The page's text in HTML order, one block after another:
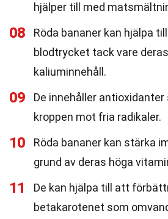
hjälper till med
08
Röda bananer kan hjälpa
blodtrycket tack vare
kaliuminnehåll.
09
De innehåller
kroppen mot fria radikaler.
10
Röda bananer kan stärka
grund av deras höga
11
De kan hjälpa till att
betakarotenet som